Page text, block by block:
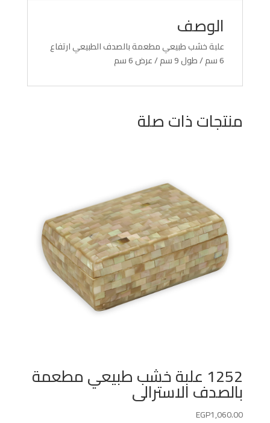
الوصف
علبة خشب طبيعي مطعمة بالصدف الطبيعي ارتفاع
6 سم / طول 9 سم / عرض 6 سم
منتجات ذات صلة
1252 علبة خشب طبيعي مطعمة
بالصدف الاسترالى
EGP1,060.00